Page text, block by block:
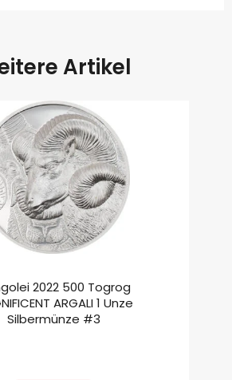
Artikel
2022 500 Togrog
ARGALI 1 Unze
Silbermünze #3